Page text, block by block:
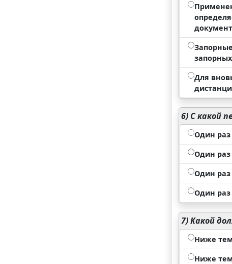
Для
6) С какой
Один раз
Один раз
Один раз
Один раз
7)Какой
Ниже
Ниже